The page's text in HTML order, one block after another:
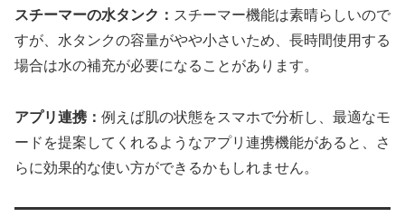
スチーマーの水タンク： スチーマー機能は素晴らしいので
すが、水タンクの容量がやや小さいため、長時間使用する
場合は水の補充が必要になることがあります。
アプリ連携： 例えば肌の状態をスマホで分析し、最適なモ
ードを提案してくれるようなアプリ連携機能があると、さ
らに効果的な使い方ができるかもしれません。